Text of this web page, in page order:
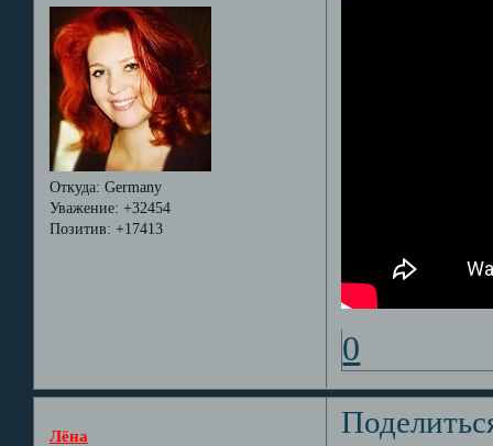
Откуда: Germany
Уважение: +32454
Позитив: +17413
0
Лёна